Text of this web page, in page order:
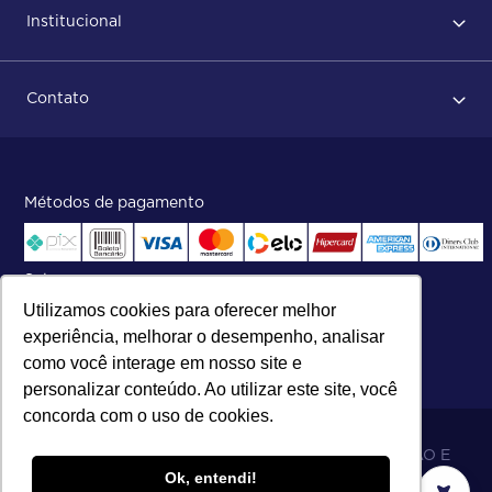
Utilizamos cookies para oferecer melhor
experiência, melhorar o desempenho, analisar
como você interage em nosso site e
personalizar conteúdo. Ao utilizar este site, você
concorda com o uso de cookies.
Ok, entendi!
Após conclusão do pedido
Status do pedido e acompanhamento da entrega
Institucional
ISO
Contato
Central de atendimento:
Telefone:(27) 2121-9000
Segunda a Sexta das 8h às 17h30
Métodos de pagamento
Selos
06.698.001/0002-19 - MB 5 COMÉRCIO IMPORTAÇÃO E